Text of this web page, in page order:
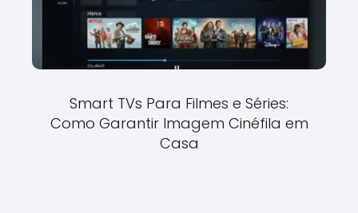
Smart TVs Para Filmes e Séries:
Como Garantir Imagem Cinéfila em
Casa